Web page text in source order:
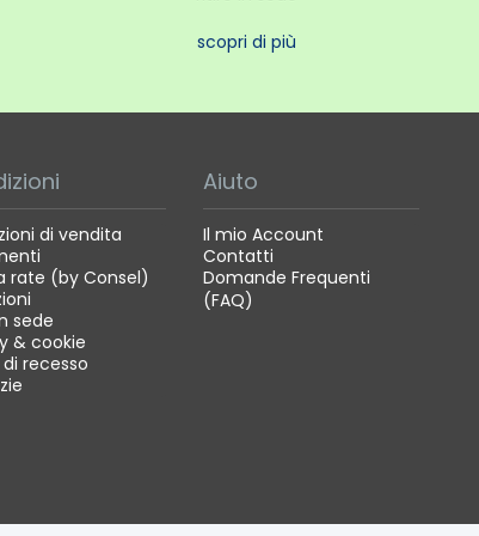
scopri di più
di vendita
rate (by Consel)
sede
& cookie
recesso
Aiuto
Il mio Account
Contatti
Domande Frequenti
(FAQ)